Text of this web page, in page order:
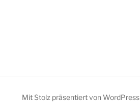
Mit Stolz präsentiert von WordPress